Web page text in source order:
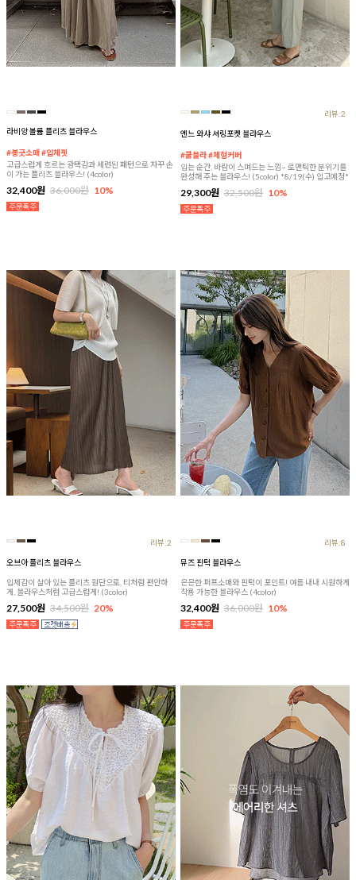
라비앙 볼륨 플리츠 블라우스
#봉긋소매 #입체핏
고급스럽게 흐르는 광택감과 세련된 패턴으로 자꾸 손
이 가는 플리츠 블라우스! (4color)
32,400원 36,000원 10%
리뷰:2
엔느 와샤 셔링포켓 블라우스
#쿨블라 #체형커버
입는 순간, 바람이 스며드는 느낌~ 로맨틱한 분위기를
완성해 주는 블라우스! (5color) *8/19(수) 입고예정*
29,300원 32,500원 10%
리뷰:2
오브아 플리츠 블라우스
입체감이 살아 있는 플리츠 원단으로, 티처럼 편안하
게, 블라우스처럼 고급스럽게! (3color)
27,500원 34,500원 20%
리뷰:8
뮤즈 핀턱 블라우스
은은한 퍼프소매와 핀턱이 포인트! 여름 내내 시원하게
착용 가능한 블라우스 (4color)
32,400원 36,000원 10%